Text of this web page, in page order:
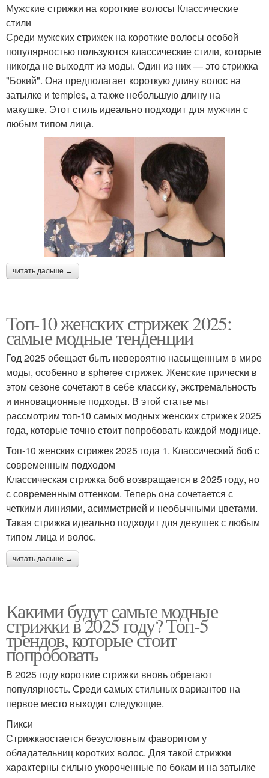
Мужские стрижки на короткие волосы Классические
стили
Среди мужских стрижек на короткие волосы особой
популярностью пользуются классические стили, которые
никогда не выходят из моды. Один из них — это стрижка
"Бокий". Она предполагает короткую длину волос на
затылке и temples, а также небольшую длину на
макушке. Этот стиль идеально подходит для мужчин с
любым типом лица.
читать дальше →
Топ-10 женских стрижек 2025:
самые модные тенденции
Год 2025 обещает быть невероятно насыщенным в мире
моды, особенно в spheree стрижек. Женские прически в
этом сезоне сочетают в себе классику, экстремальность
и инновационные подходы. В этой статье мы
рассмотрим топ-10 самых модных женских стрижек 2025
года, которые точно стоит попробовать каждой моднице.
Топ-10 женских стрижек 2025 года 1. Классический боб с
современным подходом
Классическая стрижка боб возвращается в 2025 году, но
с современным оттенком. Теперь она сочетается с
четкими линиями, асимметрией и необычными цветами.
Такая стрижка идеально подходит для девушек с любым
типом лица и волос.
читать дальше →
Какими будут самые модные
стрижки в 2025 году? Топ-5
трендов, которые стоит
попробовать
В 2025 году короткие стрижки вновь обретают
популярность. Среди самых стильных вариантов на
первое место выходят следующие.
Пикси
Стрижкаостается безусловным фаворитом у
обладательниц коротких волос. Для такой стрижки
характерны сильно укороченные по бокам и на затылке